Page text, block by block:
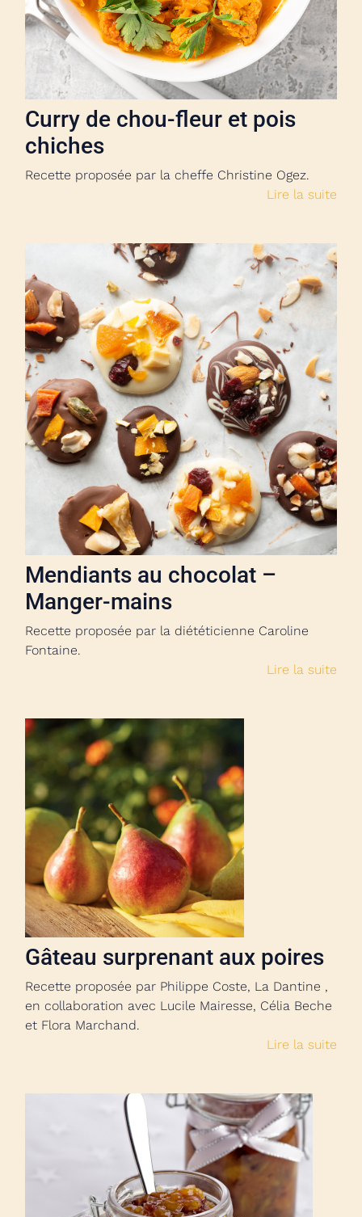
Curry de chou-fleur et pois
chiches
Recette proposée par la cheffe Christine Ogez.
Lire la suite
Mendiants au chocolat –
Manger-mains
Recette proposée par la diététicienne Caroline
Fontaine.
Lire la suite
Gâteau surprenant aux poires
Recette proposée par Philippe Coste, La Dantine ,
en collaboration avec Lucile Mairesse, Célia Beche
et Flora Marchand.
Lire la suite